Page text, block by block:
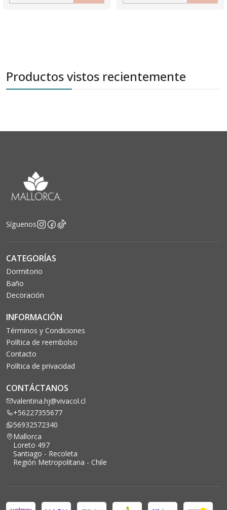
Productos vistos recientemente
Síguenos
CATEGORÍAS
Dormitorio
Baño
Decoración
INFORMACIÓN
Términos y Condiciones
Política de reembolso
Contacto
Política de privacidad
CONTÁCTANOS
valentina.hj@vivacol.cl
+56227355677
56932572340
Mallorca
Loreto 497
Santiago - Recoleta
Región Metropolitana - Chile